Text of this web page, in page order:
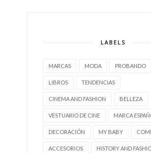
LABELS
MARCAS MODA PROBANDO
LIBROS TENDENCIAS
CINEMA AND FASHION BELLEZA
VESTUARIO DE CINE MARCA
DECORACIÓN MY BABY
ACCESORIOS HISTORY AND